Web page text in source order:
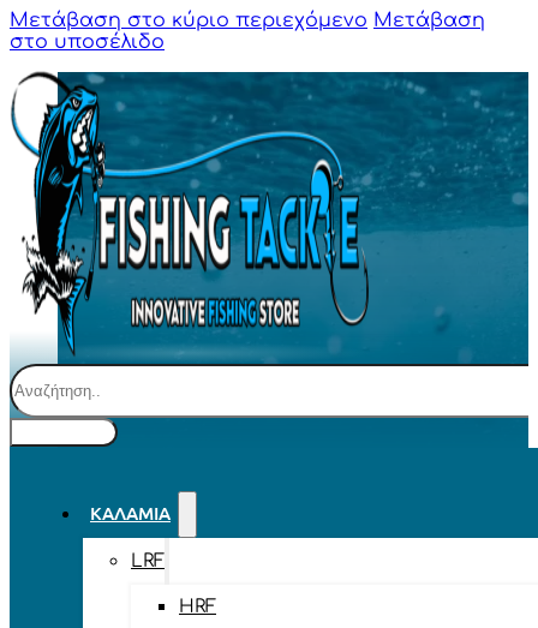
Μετάβαση στο κύριο περιεχόμενο Μετάβαση
στο υποσέλιδο
Αναζήτηση
ΚΑΛΆΜΙΑ
LRF
HRF